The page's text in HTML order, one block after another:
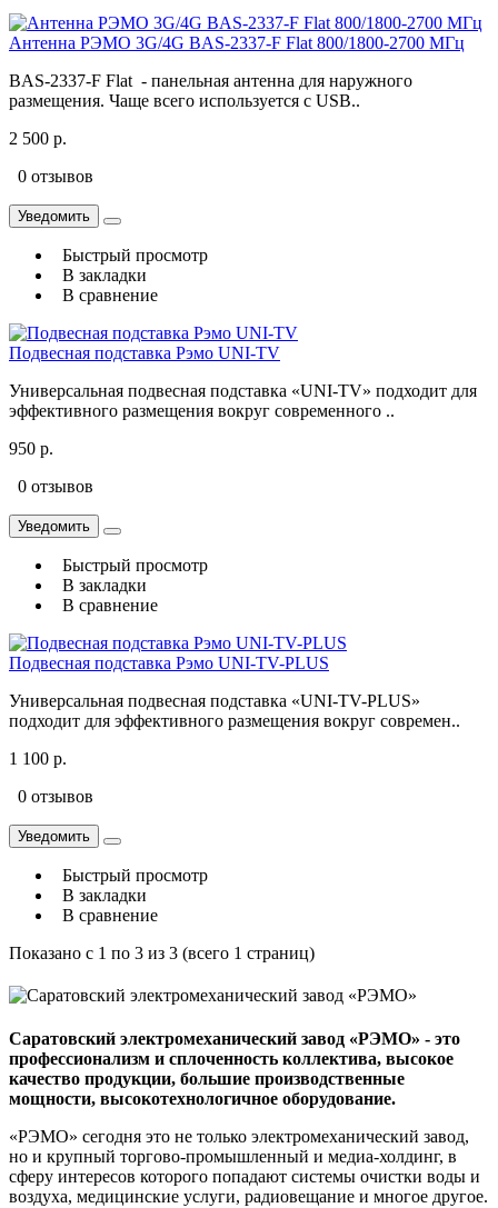
Антенна РЭМО 3G/4G BAS-2337-F Flat 800/1800-2700 МГц
BAS-2337-F Flat - панельная антенна для наружного
размещения. Чаще всего используется с USB..
2 500 р.
0 отзывов
Уведомить
Быстрый просмотр
В закладки
В сравнение
Подвесная подставка Рэмо UNI-TV
Универсальная подвесная подставка «UNI-TV» подходит для
эффективного размещения вокруг современного ..
950 р.
0 отзывов
Уведомить
Быстрый просмотр
В закладки
В сравнение
Подвесная подставка Рэмо UNI-TV-PLUS
Универсальная подвесная подставка «UNI-TV-PLUS»
подходит для эффективного размещения вокруг современ..
1 100 р.
0 отзывов
Уведомить
Быстрый просмотр
В закладки
В сравнение
Показано с 1 по 3 из 3 (всего 1 страниц)
Саратовский электромеханический завод «РЭМО» - это
профессионализм и сплоченность коллектива, высокое
качество продукции, большие производственные
мощности, высокотехнологичное оборудование.
«РЭМО» сегодня это не только электромеханический завод,
но и крупный торгово-промышленный и медиа-холдинг, в
сферу интересов которого попадают системы очистки воды и
воздуха, медицинские услуги, радиовещание и многое другое.